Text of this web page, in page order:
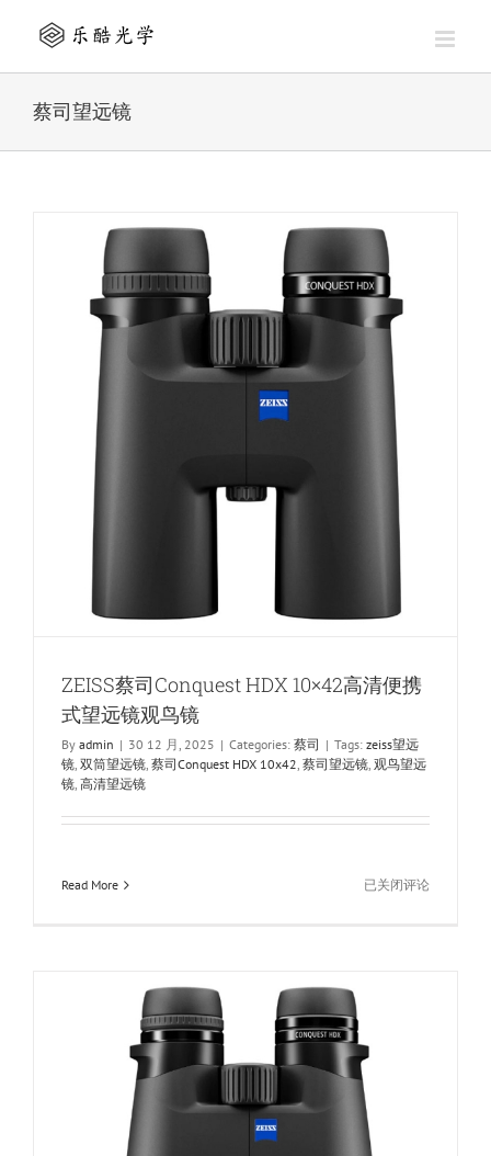
蔡司望远镜
ZEISS蔡司Conquest HDX 10×42高清便携
式望远镜观鸟镜
By admin | 30 12 月, 2025 | Categories: 蔡司 | Tags: zeiss望远
镜, 双筒望远镜, 蔡司Conquest HDX 10x42, 蔡司望远镜, 观鸟望远
镜, 高清望远镜
Read More
ZEISS
便
携
式
望
远
已关闭评论